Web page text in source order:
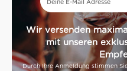
Wir versenden
mit unseren
Durch Ihre Anmeldung stimmen